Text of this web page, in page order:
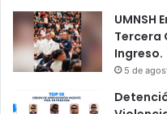
UMNSH
Tercera
Ingreso.
5 de